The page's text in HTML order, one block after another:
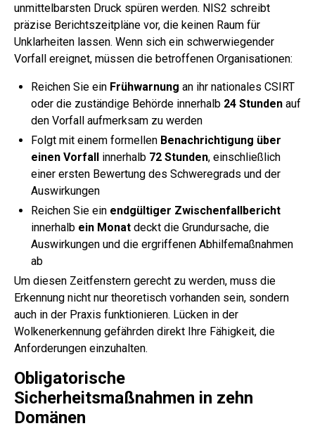
unmittelbarsten Druck spüren werden. NIS2 schreibt
präzise Berichtszeitpläne vor, die keinen Raum für
Unklarheiten lassen. Wenn sich ein schwerwiegender
Vorfall ereignet, müssen die betroffenen Organisationen:
Reichen Sie ein Frühwarnung an ihr nationales CSIRT
oder die zuständige Behörde innerhalb 24 Stunden auf
den Vorfall aufmerksam zu werden
Folgt mit einem formellen Benachrichtigung über
einen Vorfall innerhalb 72 Stunden, einschließlich
einer ersten Bewertung des Schweregrads und der
Auswirkungen
Reichen Sie ein endgültiger Zwischenfallbericht
innerhalb ein Monat deckt die Grundursache, die
Auswirkungen und die ergriffenen Abhilfemaßnahmen
ab
Um diesen Zeitfenstern gerecht zu werden, muss die
Erkennung nicht nur theoretisch vorhanden sein, sondern
auch in der Praxis funktionieren. Lücken in der
Wolkenerkennung gefährden direkt Ihre Fähigkeit, die
Anforderungen einzuhalten.
Obligatorische
Sicherheitsmaßnahmen in zehn
Domänen